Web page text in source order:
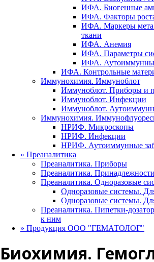
ИФА. Биогенные
ИФА. Факторы
ИФА. Маркеры
ткани
ИФА. Анемия
ИФА. Параметры
ИФА.
ИФА. Контрольные
Иммунохимия. Иммуноблот
Иммуноблот. Приборы и
Иммуноблот. Инфекции
Иммуноблот.
Иммунохимия.
НРИФ. Микроскопы
НРИФ. Инфекции
НРИФ. Аутоиммунные
» Преаналитика
Преаналитика. Приборы
Преаналитика.
Преаналитика. Одноразовые
Одноразовые системы.
Одноразовые системы.
Преаналитика. Пипетки-
к ним
» Продукция ООО "ГЕМАТОЛОГ"
Биохимия.